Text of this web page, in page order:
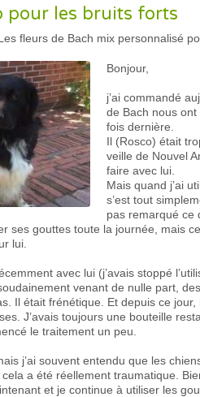
pour les bruits forts
fleurs de Bach mix personnalisé
Bonjour,
j’ai commandé
de Bach nous
fois dernière.
Il (Rosco) était
veille de Nouvel
faire avec lui.
Mais quand j’ai
s’est tout
pas remarqué ce
ses gouttes toute la journée, mais
lui.
avec lui (j’avais stoppé
venant de nulle part,
Il était frénétique. Et depuis ce jour,
J’avais toujours une bouteille
le traitement un peu.
j’ai souvent entendu que les
a été réellement traumatique.
et je continue à utiliser les